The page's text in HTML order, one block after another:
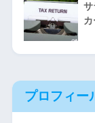
サ
プロフィー